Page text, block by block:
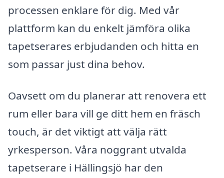
processen enklare för dig. Med vår
plattform kan du enkelt jämföra olika
tapetserares erbjudanden och hitta en
som passar just dina behov.
Oavsett om du planerar att renovera ett
rum eller bara vill ge ditt hem en fräsch
touch, är det viktigt att välja rätt
yrkesperson. Våra noggrant utvalda
tapetserare i Hällingsjö har den